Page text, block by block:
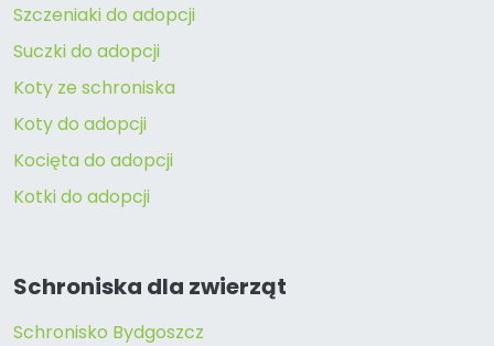
Szczeniaki do adopcji
Suczki do adopcji
Koty ze schroniska
Koty do adopcji
Kocięta do adopcji
Kotki do adopcji
Schroniska dla zwierząt
Schronisko Bydgoszcz